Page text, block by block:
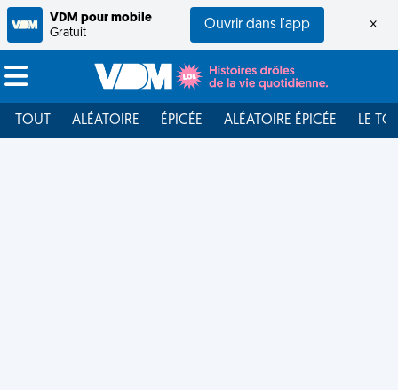
VDM pour mobile
Gratuit
Ouvrir dans l'app ×
TOUT ALÉATOIRE ÉPICÉE ALÉATOIRE ÉPICÉE LE